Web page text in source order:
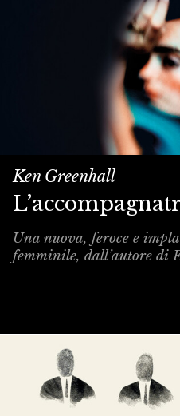
Ken Greenhall
Una nuova, feroce e
femminile, dall’autore di